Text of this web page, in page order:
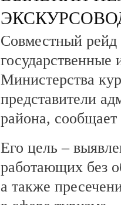
Совместный рейд
государственные
Министерства
представители
района,
Его цель –
работающих без
а также